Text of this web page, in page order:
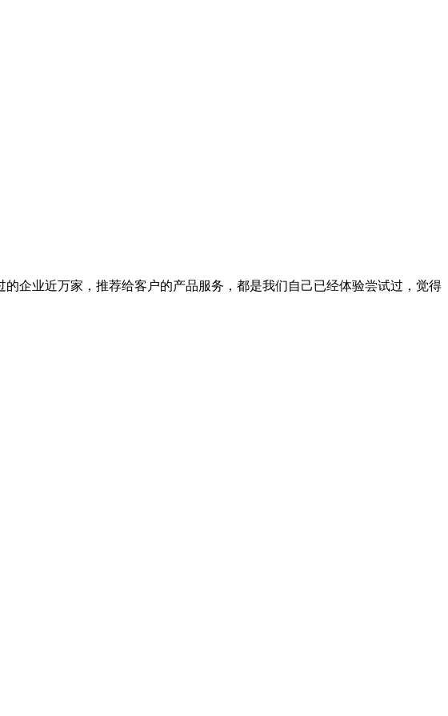
企业近万家，推荐给客户的产品服务，都是我们自己已经体验尝试过，觉得